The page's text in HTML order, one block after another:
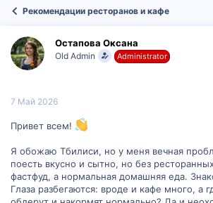
т
е
м
ы
а
ч
а
Рекомендации ресторанов и кафе
Остапова Оксана
Old Admin Administrator
7 Май 2026
Привет всем!
Я обожаю Тбилиси, но у меня вечная
поесть вкусно и сытно, но без
фастфуд, а нормальная домашняя еда.
Глаза разбегаются: вроде и кафе много, а